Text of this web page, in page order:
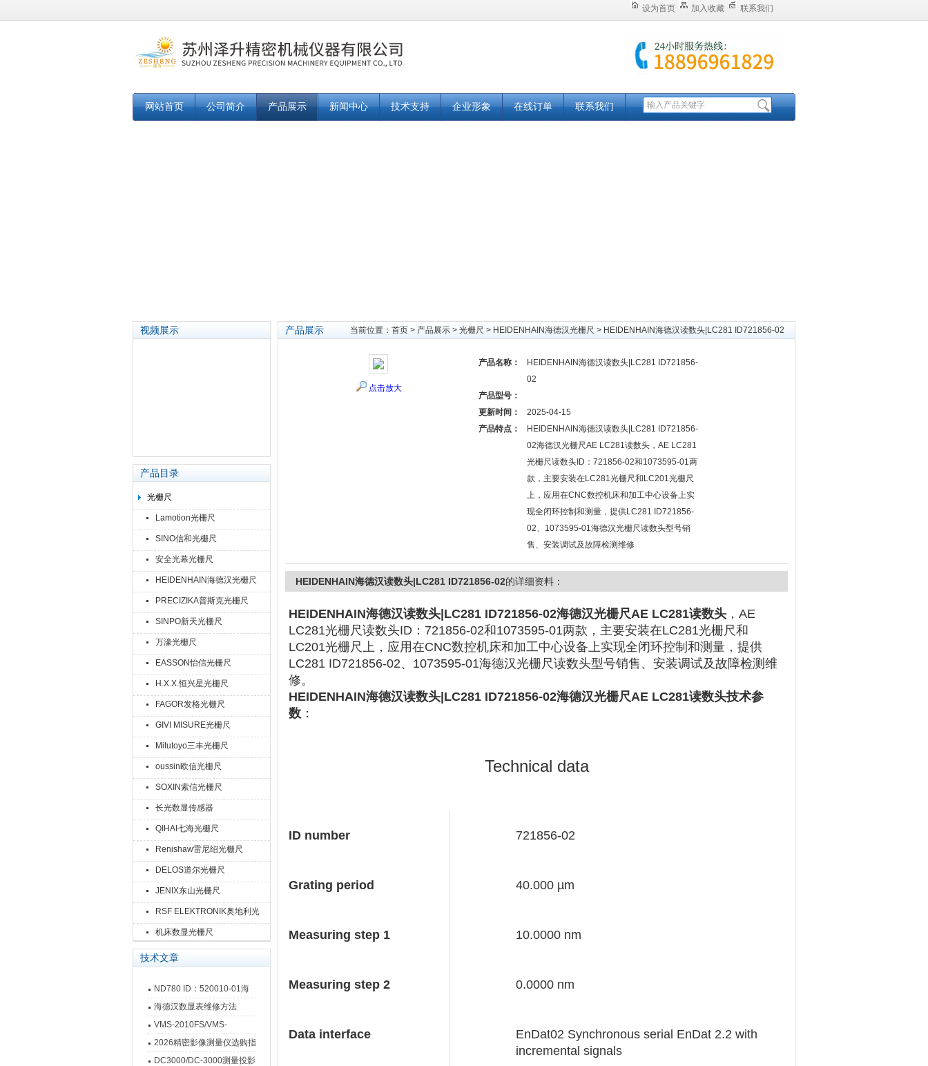
设为首页 加入收藏 联系我们
网站首页 公司简介 产品展示 新闻中心 技术支持 企业形象 在线订单 联系我们
视频展示
产品目录
光栅尺
Lamotion光栅尺
SINO信和光栅尺
安全光幕光栅尺
HEIDENHAIN海德汉光栅尺
PRECIZIKA普斯克光栅尺
SINPO新天光栅尺
万濠光栅尺
EASSON怡信光栅尺
H.X.X.恒兴星光栅尺
FAGOR发格光栅尺
GIVI MISURE光栅尺
Mitutoyo三丰光栅尺
oussin欧信光栅尺
SOXIN索信光栅尺
长光数显传感器
QIHAI七海光栅尺
Renishaw雷尼绍光栅尺
DELOS道尔光栅尺
JENIX东山光栅尺
RSF ELEKTRONIK奥地利光
栅尺
机床数显光栅尺
技术文章
ND780 ID：520010-01海
德汉数显表故障维修内容
海德汉数显表维修方法
VMS-2010FS/VMS-
3020FS/VMS-4030FS手动
影像测量仪技术参数
2026精密影像测量仪选购指
南 靠谱品牌一站式选型推荐
DC3000/DC-3000测量投影
产品展示 当前位置： 首页 > 产品展示 > 光栅尺 > HEIDENHAIN海德汉光栅尺 > HEIDENHAIN海德汉读数头|LC281 ID721856-02
点击放大
产品名称：
HEIDENHAIN海德汉读数头|LC281 ID721856-
02
产品型号：
更新时间：
2025-04-15
产品特点：
HEIDENHAIN海德汉读数头|LC281 ID721856-
02海德汉光栅尺AE LC281读数头，AE LC281
光栅尺读数头ID：721856-02和1073595-01两
款，主要安装在LC281光栅尺和LC201光栅尺
上，应用在CNC数控机床和加工中心设备上实
现全闭环控制和测量，提供LC281 ID721856-
02、1073595-01海德汉光栅尺读数头型号销
售、安装调试及故障检测维修
HEIDENHAIN海德汉读数头|LC281 ID721856-02的详细资料：
HEIDENHAIN海德汉读数头|LC281 ID721856-02海德汉光栅尺AE LC281读数头 ，AE
LC281光栅尺读数头ID：721856-02和1073595-01两款，主要安装在LC281光栅尺和
LC201光栅尺上，应用在CNC数控机床和加工中心设备上实现全闭环控制和测量，提供
LC281 ID721856-02、1073595-01海德汉光栅尺读数头型号销售、安装调试及故障检测维
修。
HEIDENHAIN海德汉读数头|LC281 ID721856-02海德汉光栅尺AE LC281读数头技术参
数 ：
Technical data
ID number 721856-02
Grating period 40.000 µm
Measuring step 1 10.0000 nm
Measuring step 2 0.0000 nm
Data interface
EnDat02 Synchronous serial EnDat 2.2 with
incremental signals